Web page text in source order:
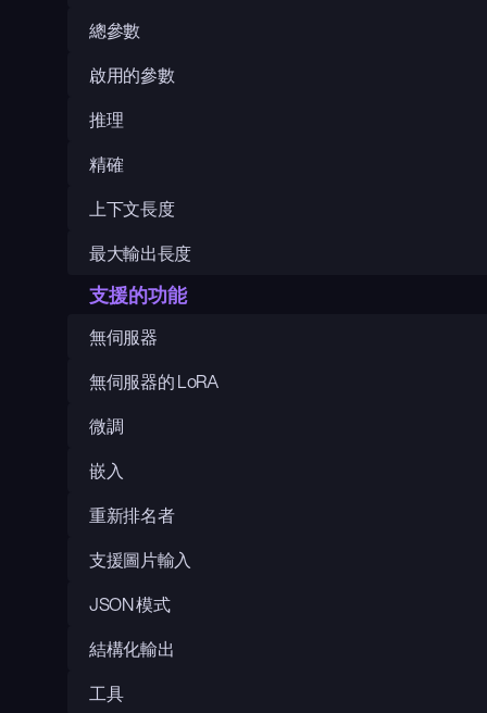
總參數
啟用的參數
推理
精確
上下文長度
最大輸出長度
支援的功能
無伺服器
無伺服器的 LoRA
微調
嵌入
重新排名者
支援圖片輸入
JSON 模式
結構化輸出
工具